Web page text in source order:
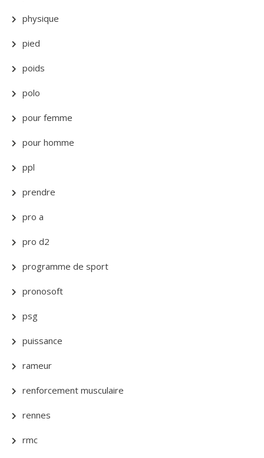
physique
pied
poids
polo
pour femme
pour homme
ppl
prendre
pro a
pro d2
programme de sport
pronosoft
psg
puissance
rameur
renforcement musculaire
rennes
rmc